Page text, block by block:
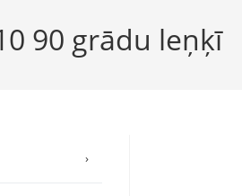
90 grādu leņķī
›